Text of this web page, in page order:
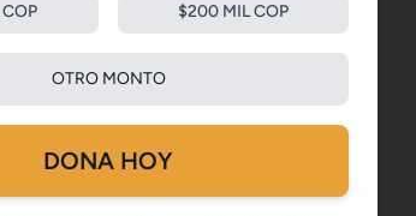
$200 MIL COP
OTRO MONTO
DONA HOY